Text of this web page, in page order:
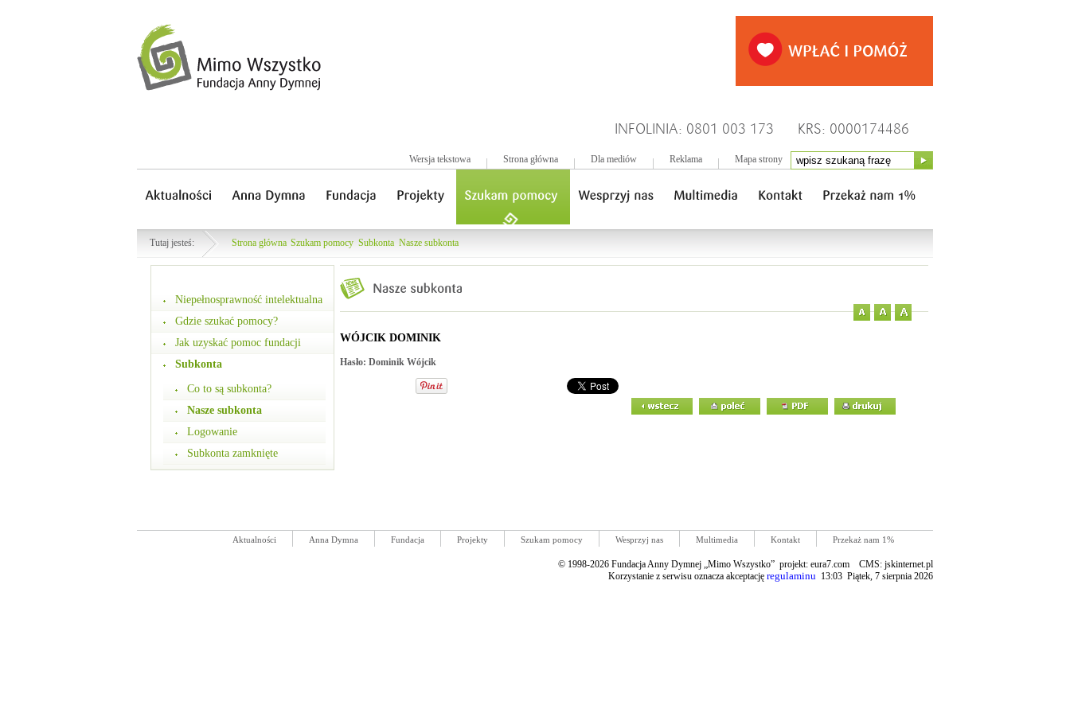
KRS: 0000174486
INFOLINIA: 0801 003 173
Wersja tekstowa Strona główna Dla mediów Reklama Mapa strony
Tutaj jesteś: Strona główna Szukam pomocy Subkonta Nasze subkonta
Niepełnosprawność intelektualna
Gdzie szukać pomocy?
Jak uzyskać pomoc fundacji
Subkonta
Co to są subkonta?
Nasze subkonta
Logowanie
Subkonta zamknięte
WÓJCIK DOMINIK
Hasło: Dominik Wójcik
Aktualności Anna Dymna Fundacja Projekty Szukam pomocy Wesprzyj nas Multimedia Kontakt Przekaż nam 1%
© 1998-2026 Fundacja Anny Dymnej „Mimo Wszystko” projekt: eura7.com CMS: jskinternet.pl
Korzystanie z serwisu oznacza akceptację regulaminu 13:03 Piątek, 7 sierpnia 2026